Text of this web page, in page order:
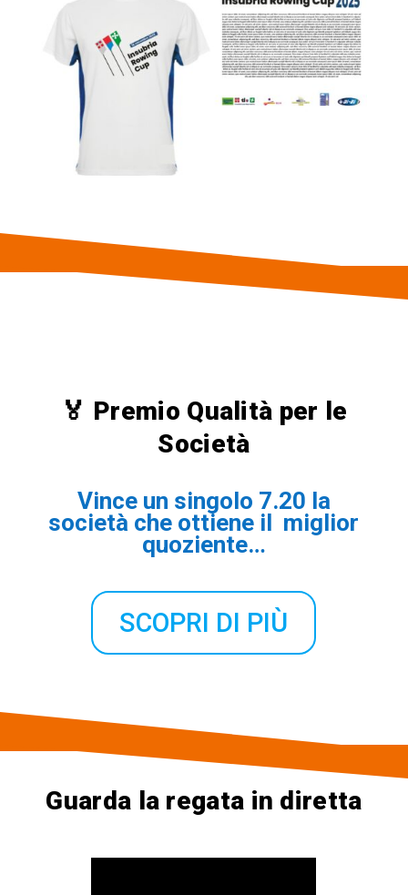
🏅 Premio Qualità per le
Società
Vince un singolo 7.20 la
società che ottiene il miglior
quoziente…
SCOPRI DI PIÙ
Guarda la regata in diretta